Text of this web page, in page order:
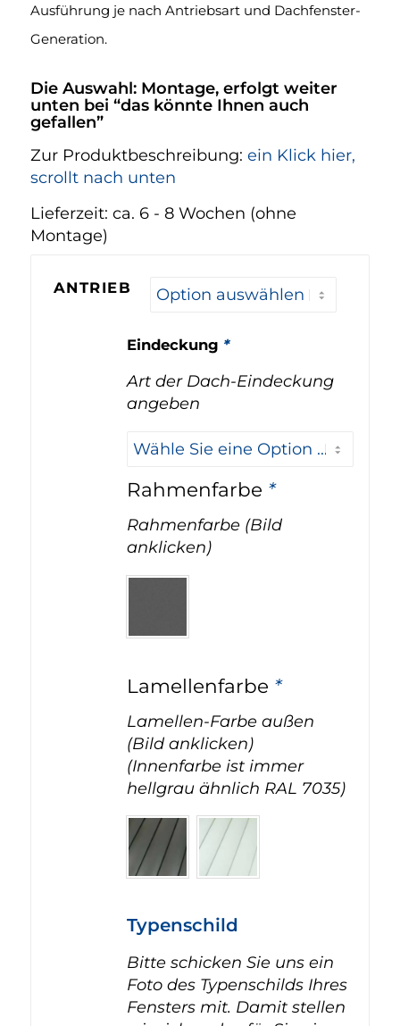
Ausführung je nach Antriebsart und Dachfenster-
Generation.
Die Auswahl: Montage, erfolgt weiter
unten bei “das könnte Ihnen auch
gefallen”
Zur Produktbeschreibung: ein Klick hier,
scrollt nach unten
Lieferzeit: ca. 6 - 8 Wochen (ohne
Montage)
ANTRIEB
Eindeckung *
Art der Dach-Eindeckung
angeben
Rahmenfarbe *
Rahmenfarbe (Bild
anklicken)
Lamellenfarbe *
Lamellen-Farbe außen
(Bild anklicken)
(Innenfarbe ist immer
hellgrau ähnlich RAL 7035)
Typenschild
Bitte schicken Sie uns ein
Foto des Typenschilds Ihres
Fensters mit. Damit stellen